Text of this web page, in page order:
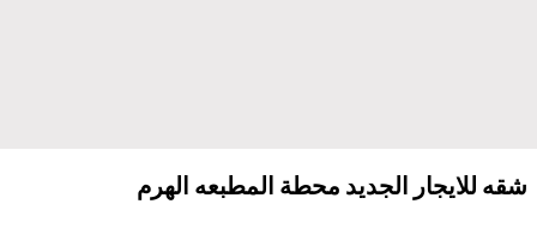
شقه للايجار الجديد محطة المطبعه الهرم